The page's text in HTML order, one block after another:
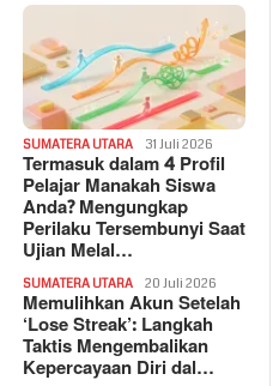
SUMATERA UTARA 31 Juli 2026
Termasuk dalam 4 Profil
Pelajar Manakah Siswa
Anda? Mengungkap
Perilaku Tersembunyi Saat
Ujian Melal…
SUMATERA UTARA 20 Juli 2026
Memulihkan Akun Setelah
‘Lose Streak’: Langkah
Taktis Mengembalikan
Kepercayaan Diri dal…